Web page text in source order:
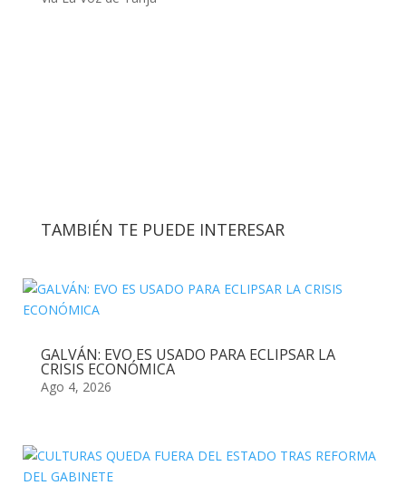
TAMBIÉN TE PUEDE INTERESAR
GALVÁN: EVO ES USADO PARA ECLIPSAR LA
CRISIS ECONÓMICA
Ago 4, 2026